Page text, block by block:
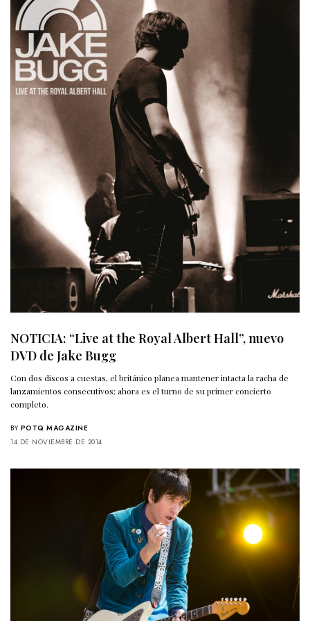
NOTICIA: “Live at the Royal Albert Hall”, nuevo
DVD de Jake Bugg
Con dos discos a cuestas, el británico planea mantener intacta la racha de
lanzamientos consecutivos; ahora es el turno de su primer concierto
completo.
BY POTQ MAGAZINE
14 DE NOVIEMBRE DE 2014